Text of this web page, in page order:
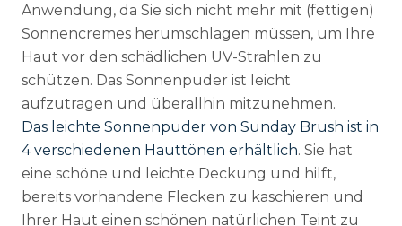
Anwendung, da Sie sich nicht mehr mit (fettigen)
Sonnencremes herumschlagen müssen, um Ihre
Haut vor den schädlichen UV-Strahlen zu
schützen. Das Sonnenpuder ist leicht
aufzutragen und überallhin mitzunehmen.
Das leichte Sonnenpuder von Sunday Brush ist in
4 verschiedenen Hauttönen erhältlich. Sie hat
eine schöne und leichte Deckung und hilft,
bereits vorhandene Flecken zu kaschieren und
Ihrer Haut einen schönen natürlichen Teint zu